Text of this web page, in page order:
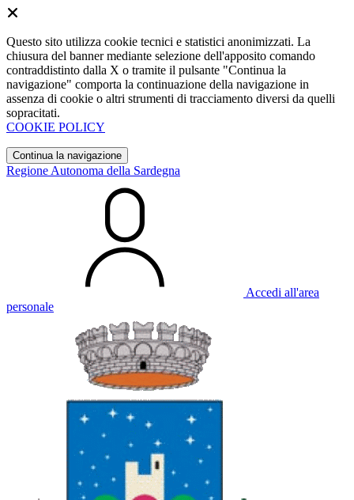
Questo sito utilizza cookie tecnici e statistici anonimizzati. La
chiusura del banner mediante selezione dell'apposito comando
contraddistinto dalla X o tramite il pulsante "Continua la
navigazione" comporta la continuazione della navigazione in
assenza di cookie o altri strumenti di tracciamento diversi da quelli
sopracitati.
COOKIE POLICY
Continua la navigazione
Regione Autonoma della Sardegna
Accedi all'area
personale